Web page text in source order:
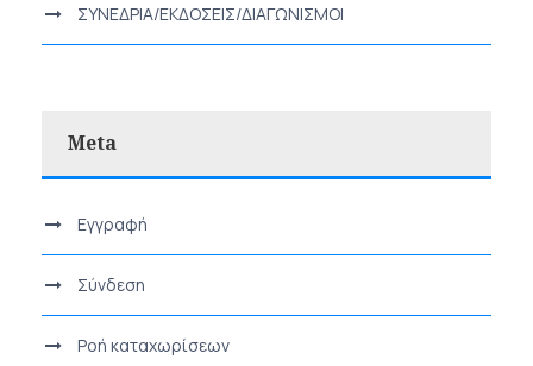
ΣΥΝΕΔΡΙΑ/ΕΚΔΟΣΕΙΣ/ΔΙΑΓΩΝΙΣΜΟΙ
Meta
Εγγραφή
Σύνδεση
Ροή καταχωρίσεων